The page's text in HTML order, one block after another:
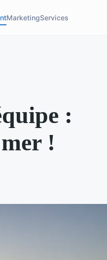
MarketingServices
:
!